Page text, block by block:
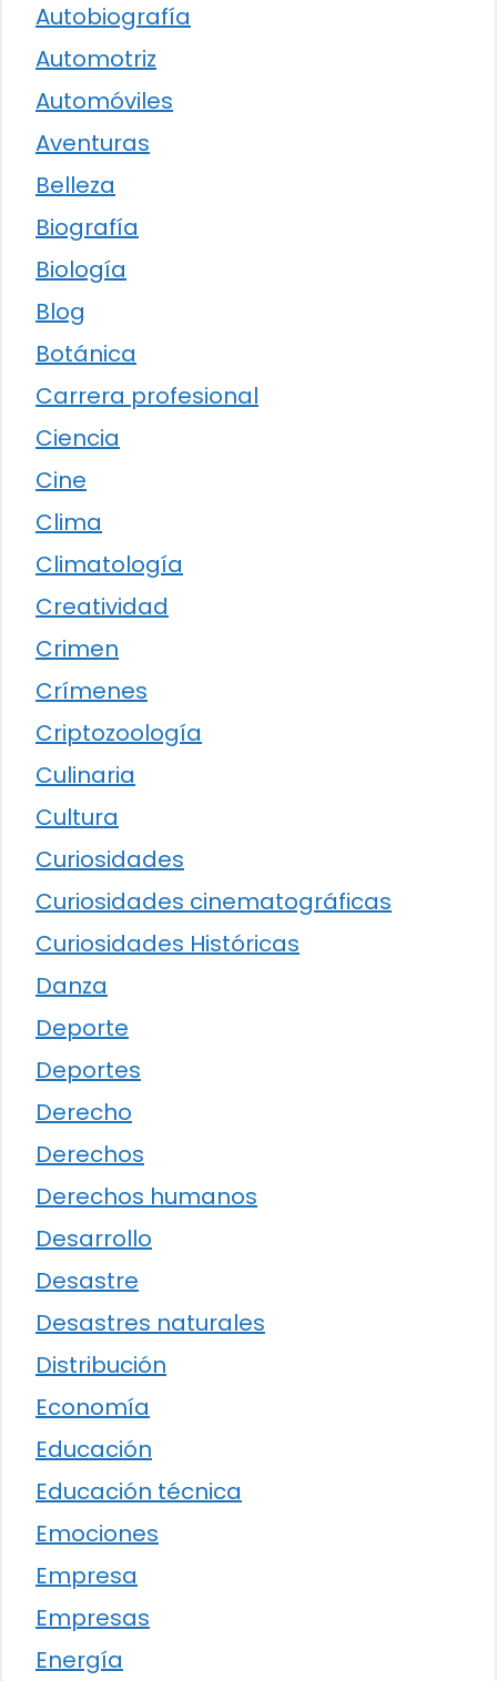
Autobiografía
Automotriz
Automóviles
Aventuras
Belleza
Biografía
Biología
Blog
Botánica
Carrera profesional
Ciencia
Cine
Clima
Climatología
Creatividad
Crimen
Crímenes
Criptozoología
Culinaria
Cultura
Curiosidades
Curiosidades cinematográficas
Curiosidades Históricas
Danza
Deporte
Deportes
Derecho
Derechos
Derechos humanos
Desarrollo
Desastre
Desastres naturales
Distribución
Economía
Educación
Educación técnica
Emociones
Empresa
Empresas
Energía